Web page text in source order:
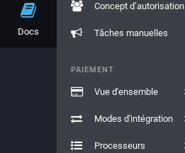
Docs
Concept d’autorisation
Tâches manuelles
PAIEMENT
Vue d'ensemble
Modes d'intégration
Processeurs